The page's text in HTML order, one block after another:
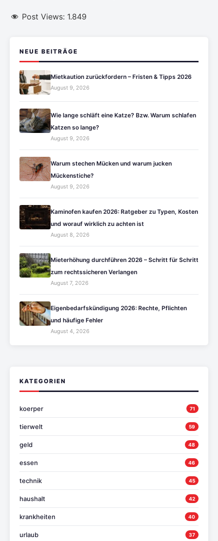
Post Views: 1.849
NEUE BEITRÄGE
Mietkaution zurückfordern – Fristen & Tipps 2026
August 9, 2026
Wie lange schläft eine Katze? Bzw. Warum schlafen
Katzen so lange?
August 9, 2026
Warum stechen Mücken und warum jucken
Mückenstiche?
August 9, 2026
Kaminofen kaufen 2026: Ratgeber zu Typen, Kosten
und worauf wirklich zu achten ist
August 8, 2026
Mieterhöhung durchführen 2026 – Schritt für Schritt
zum rechtssicheren Verlangen
August 7, 2026
Eigenbedarfskündigung 2026: Rechte, Pflichten
und häufige Fehler
August 4, 2026
KATEGORIEN
koerper 71
tierwelt 59
geld 48
essen 46
technik 45
haushalt 42
krankheiten 40
urlaub 37